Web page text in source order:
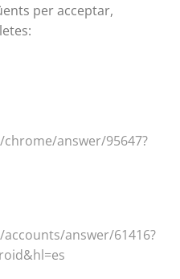
per acceptar,
answer/95647?
answer/61416?